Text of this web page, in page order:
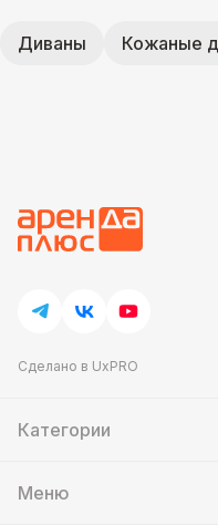
Диваны Кожаные
Сделано в UxPRO
Категории
Кейтеринг
Меню